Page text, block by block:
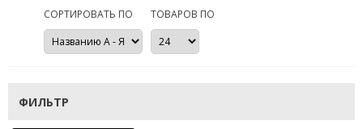
СОРТИРОВАТЬ ПО ТОВАРОВ ПО
ФИЛЬТР